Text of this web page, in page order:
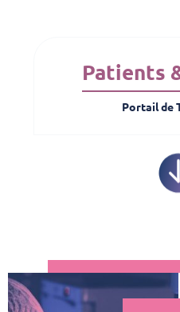
Patients
Portail de